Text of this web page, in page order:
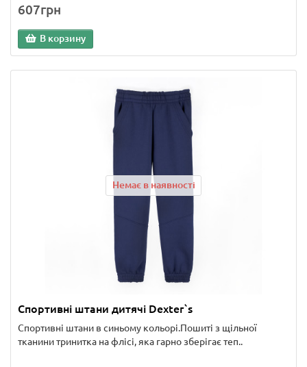
607грн
В корзину
Немає в наявності
Спортивні штани дитячі Dexter`s
Спортивні штани в синьому кольорі.Пошиті з щільної
тканини тринитка на флісі, яка гарно зберігає теп..